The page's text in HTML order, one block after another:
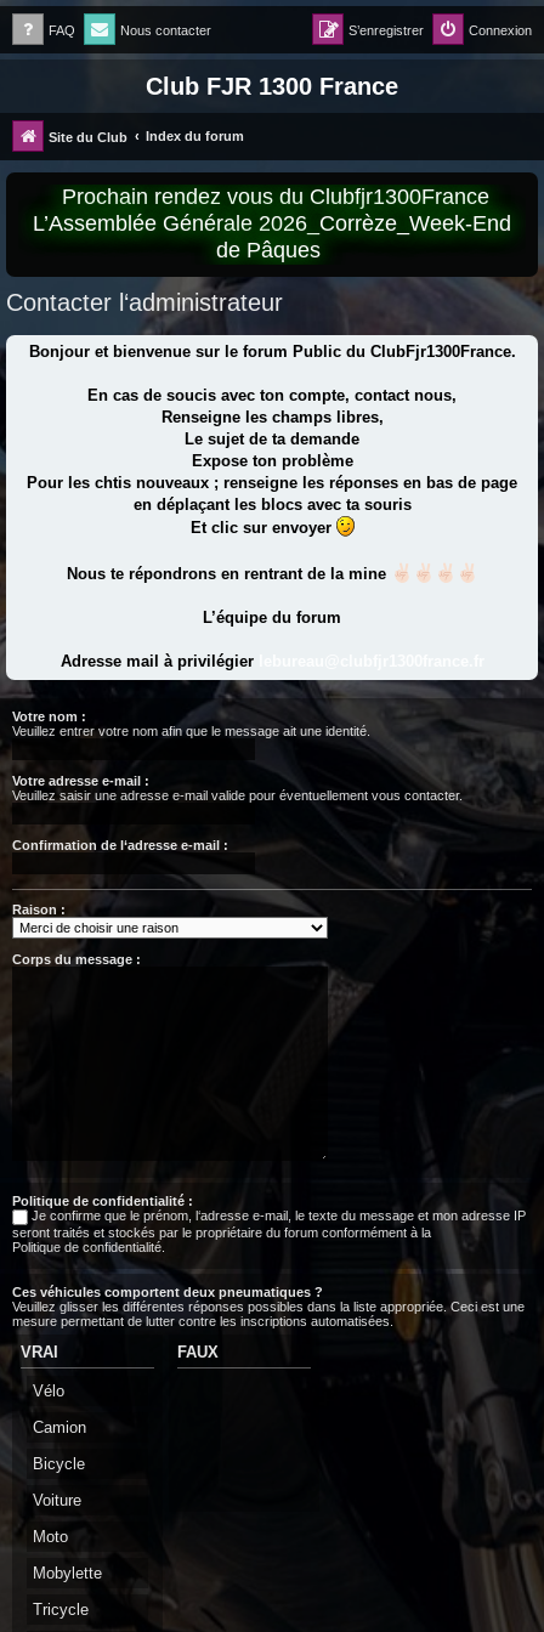
FAQ Nous contacter Connexion
S’enregistrer
Club FJR 1300 France
Site du Club Index du forum
Prochain rendez vous du Clubfjr1300France
L’Assemblée Générale 2026_Corrèze_Week-End
de Pâques
Contacter l‘administrateur
Bonjour et bienvenue sur le forum Public du ClubFjr1300France.
En cas de soucis avec ton compte, contact nous,
Renseigne les champs libres,
Le sujet de ta demande
Expose ton problème
Pour les chtis nouveaux ; renseigne les réponses en bas de page
en déplaçant les blocs avec ta souris
Et clic sur envoyer
Nous te répondrons en rentrant de la mine
L’équipe du forum
Adresse mail à privilégier
Votre nom :
Veuillez entrer votre nom afin que le message ait une identité.
Votre adresse e-mail :
Veuillez saisir une adresse e-mail valide pour éventuellement vous contacter.
Confirmation de l‘adresse e-mail :
Raison :
Corps du message :
Politique de confidentialité :
Je confirme que le prénom, l‘adresse e-mail, le texte du message et mon adresse IP
seront traités et stockés par le propriétaire du forum conformément à la
Politique de confidentialité
Ces véhicules comportent deux pneumatiques ?
Veuillez glisser les différentes réponses possibles dans la liste appropriée. Ceci est une
mesure permettant de lutter contre les inscriptions automatisées.
VRAI
Vélo
Camion
Bicycle
Voiture
Moto
Mobylette
Tricycle
FAUX